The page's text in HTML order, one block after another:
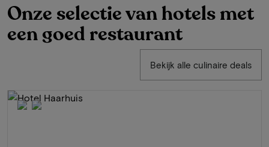
Onze selectie van hotels met
een goed restaurant
Bekijk alle culinaire deals